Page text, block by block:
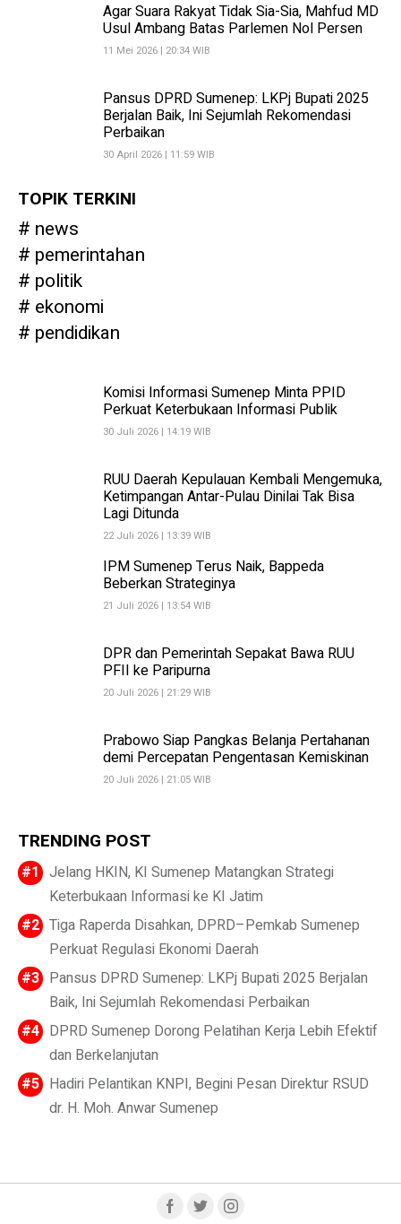
Agar Suara Rakyat Tidak Sia-Sia, Mahfud MD
Usul Ambang Batas Parlemen Nol Persen
11 Mei 2026 | 20:34 WIB
Pansus DPRD Sumenep: LKPj Bupati 2025
Berjalan Baik, Ini Sejumlah Rekomendasi
Perbaikan
30 April 2026 | 11:59 WIB
TOPIK TERKINI
news
pemerintahan
politik
ekonomi
pendidikan
Komisi Informasi Sumenep Minta PPID
Perkuat Keterbukaan Informasi Publik
30 Juli 2026 | 14:19 WIB
RUU Daerah Kepulauan Kembali Mengemuka,
Ketimpangan Antar-Pulau Dinilai Tak Bisa
Lagi Ditunda
22 Juli 2026 | 13:39 WIB
IPM Sumenep Terus Naik, Bappeda
Beberkan Strateginya
21 Juli 2026 | 13:54 WIB
DPR dan Pemerintah Sepakat Bawa RUU
PFII ke Paripurna
20 Juli 2026 | 21:29 WIB
Prabowo Siap Pangkas Belanja Pertahanan
demi Percepatan Pengentasan Kemiskinan
20 Juli 2026 | 21:05 WIB
TRENDING POST
Jelang HKIN, KI Sumenep Matangkan Strategi
Keterbukaan Informasi ke KI Jatim
Tiga Raperda Disahkan, DPRD–Pemkab Sumenep
Perkuat Regulasi Ekonomi Daerah
Pansus DPRD Sumenep: LKPj Bupati 2025 Berjalan
Baik, Ini Sejumlah Rekomendasi Perbaikan
DPRD Sumenep Dorong Pelatihan Kerja Lebih Efektif
dan Berkelanjutan
Hadiri Pelantikan KNPI, Begini Pesan Direktur RSUD
dr. H. Moh. Anwar Sumenep